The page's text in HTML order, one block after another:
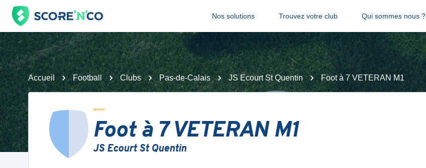
Nos solutions Trouvez votre club Qui sommes nous ?
Accueil Football Clubs Pas-de-Calais JS Ecourt St Quentin Foot à 7 VETERAN M1
Foot à 7 VETERAN M1
JS Ecourt St Quentin